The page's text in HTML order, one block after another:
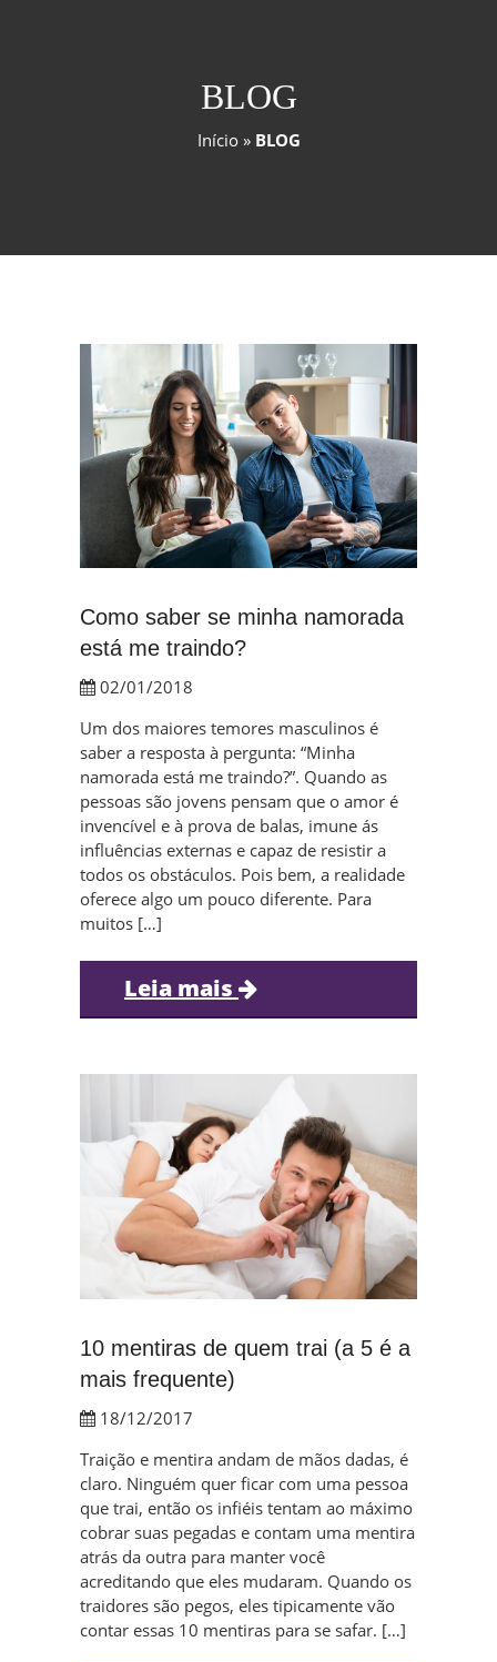
BLOG
Início» BLOG
Como saber se minha namorada
está me traindo?
02/01/2018
Um dos maiores temores masculinos é
saber a resposta à pergunta: “Minha
namorada está me traindo?”. Quando as
pessoas são jovens pensam que o amor é
invencível e à prova de balas, imune ás
influências externas e capaz de resistir a
todos os obstáculos. Pois bem, a realidade
oferece algo um pouco diferente. Para
muitos […]
Leia mais
10 mentiras de quem trai (a 5 é a
mais frequente)
18/12/2017
Traição e mentira andam de mãos dadas, é
claro. Ninguém quer ficar com uma pessoa
que trai, então os infiéis tentam ao máximo
cobrar suas pegadas e contam uma mentira
atrás da outra para manter você
acreditando que eles mudaram. Quando os
traidores são pegos, eles tipicamente vão
contar essas 10 mentiras para se safar. […]